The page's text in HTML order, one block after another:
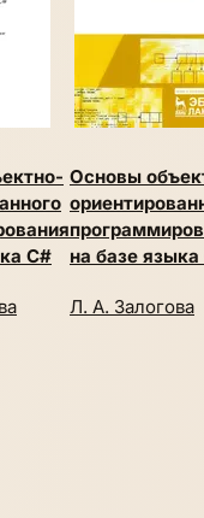
С#
Основы
на базе
Л. А. Залогова